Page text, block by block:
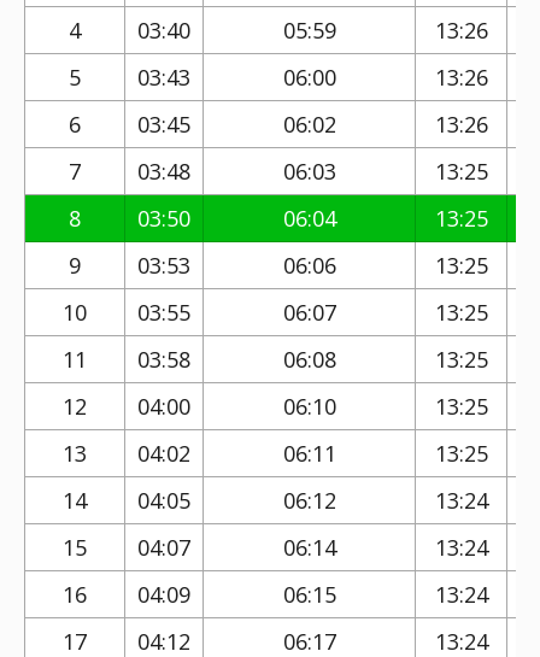
4
03:40 05:59 13:26
5
03:43 06:00 13:26
6
03:45 06:02 13:26
7
03:48 06:03 13:25
8
03:50 06:04 13:25
9
03:53 06:06 13:25
10
03:55 06:07 13:25
11
03:58 06:08 13:25
12
04:00 06:10 13:25
13
04:02 06:11 13:25
14
04:05 06:12 13:24
15
04:07 06:14 13:24
16
04:09 06:15 13:24
17
04:12 06:17 13:24